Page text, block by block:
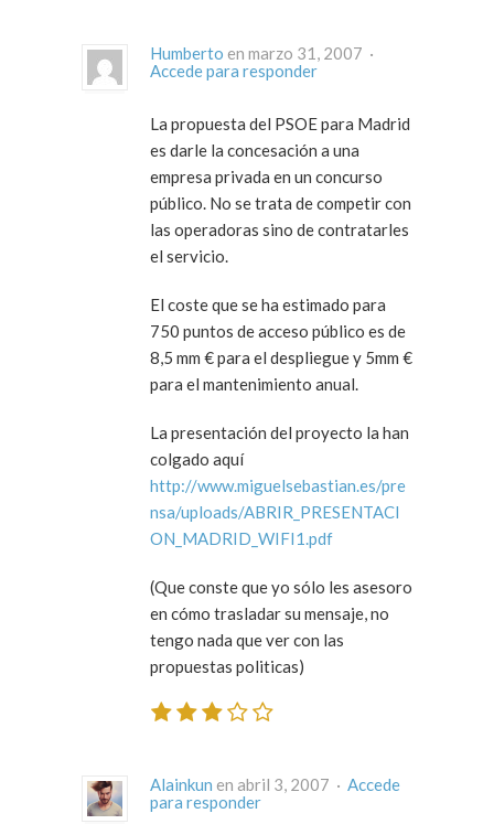
Humberto
en marzo 31, 2007 ·
Accede para responder
La propuesta del PSOE para Madrid
es darle la concesación a una
empresa privada en un concurso
público. No se trata de competir con
las operadoras sino de contratarles
el servicio.
El coste que se ha estimado para
750 puntos de acceso público es de
8,5 mm € para el despliegue y 5mm €
para el mantenimiento anual.
La presentación del proyecto la han
colgado aquí
http://www.miguelsebastian.es/pre
nsa/uploads/ABRIR_PRESENTACI
ON_MADRID_WIFI1.pdf
(Que conste que yo sólo les asesoro
en cómo trasladar su mensaje, no
tengo nada que ver con las
propuestas politicas)
Alainkun en abril 3, 2007 · Accede
para responder